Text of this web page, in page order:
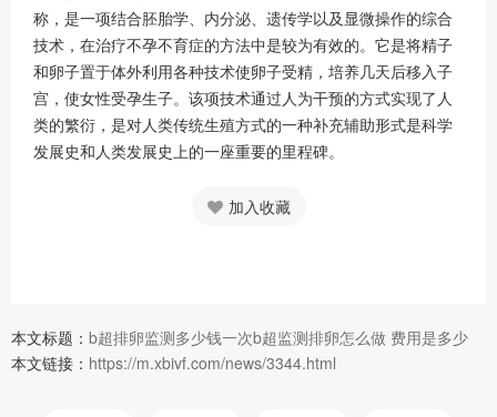
称，是一项结合胚胎学、内分泌、遗传学以及显微操作的综合
技术，在治疗不孕不育症的方法中是较为有效的。它是将精子
和卵子置于体外利用各种技术使卵子受精，培养几天后移入子
宫，使女性受孕生子。该项技术通过人为干预的方式实现了人
类的繁衍，是对人类传统生殖方式的一种补充辅助形式是科学
发展史和人类发展史上的一座重要的里程碑。
加入收藏
本文标题： b超排卵监测多少钱一次b超监测排卵怎么做 费用是多少
本文链接： https://m.xbivf.com/news/3344.html